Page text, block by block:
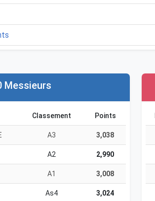
Messieurs
Classement Points
A3 3,038
A2 2,990
A1 3,008
As4 3,024